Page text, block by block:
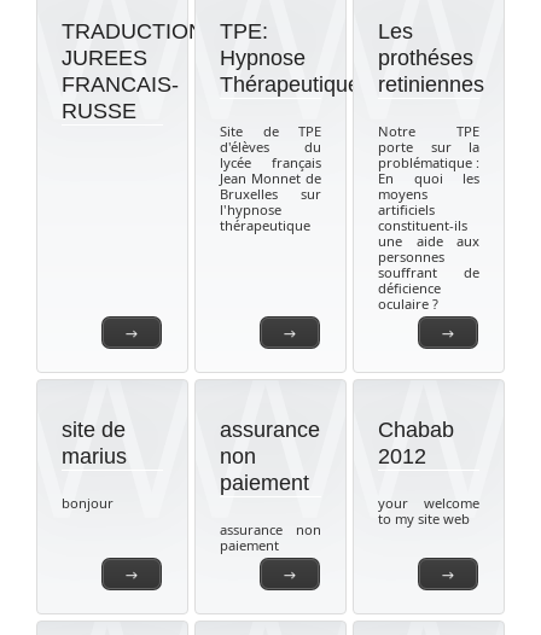
→
TRADUCTIONS
JUREES
FRANCAIS-
RUSSE
→
TPE:
Hypnose
Thérapeutique
Site de TPE
d'élèves du
lycée français
Jean Monnet de
Bruxelles sur
l'hypnose
thérapeutique
→
Les
prothéses
retiniennes
Notre TPE
porte sur la
problématique :
En quoi les
moyens
artificiels
constituent-ils
une aide aux
personnes
souffrant de
déficience
oculaire ?
→
site de
marius
bonjour
→
assurance
non
paiement
assurance non
paiement
→
Chabab
2012
your welcome
to my site web